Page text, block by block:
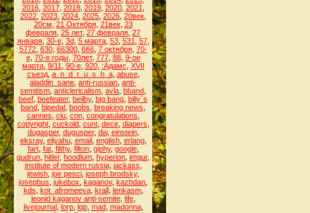
2016, 2017, 2018, 2019, 2020, 2021
2022 2023 2024 2025 2026 20век
20см 21 Октября, 21век, 23
февраля 25 лет, 27 февраля 27
января, 30-е, 3d, 5 марта, 53, 531 57,
5772, 630, 66300, 666, 7 октября, 70-
е, 70-е годы, 70лет, 777, 88, 9-ое
марта, 9/11 90-е, 920, :Адамс XVII
съезд, a_n_d_r_u_s_h_a, abuse,
aladdin_sane anti-russian anti-
semitism anticlericalism avla bband
beef beefeater, beilby, big bang billy`s
band bipedal boobs breaking news
cannes ciu, cnn, congratulations
copyright, cuckold, cunt, dece, diapers
dugasper, dugusper, dw, einstein,
eksray, eliyahu, email, english, erlang,
fart, fat, filthy, filton, giphy, google,
gudrun hitler, hoodlum hyperion imgur,
institute of modern russia, jackass
jewish joe pesci joseph brodsky,
josephus jukebox kaganov, kazhdan
kds kot_afromeeva, krall, lenkasm,
leonid kaganov anti-semite, life,
livejournal, lorp, lqp, mad, madonna,